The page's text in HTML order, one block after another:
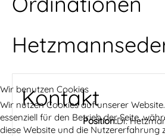
Kontakt
Position:Dr.
Wir benutzen Cookies
Wir nutzen Cookies auf unserer
essenziell für den Betrieb der Seite,
diese Website und die Nutzererfahrung